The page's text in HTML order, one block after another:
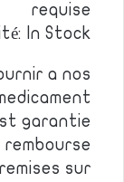
requise
In Stock!
a nos
garantie
sur